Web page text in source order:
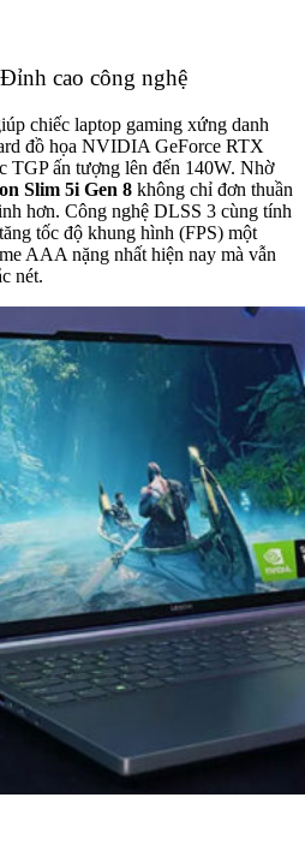
cao công nghệ
chiếc laptop gaming xứng danh
đồ họa NVIDIA GeForce RTX
ấn tượng lên đến 140W. Nhờ
Slim 5i Gen 8 không chỉ đơn thuần
hơn. Công nghệ DLSS 3 cùng tính
tốc độ khung hình (FPS) một
AAA nặng nhất hiện nay mà vẫn
nét.